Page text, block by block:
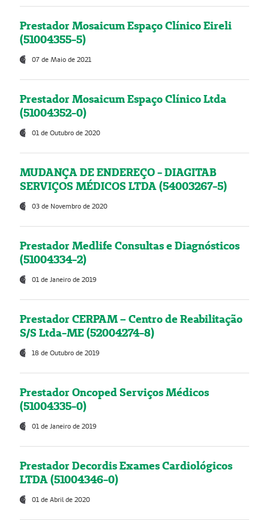
Prestador Mosaicum Espaço Clínico Eireli
(51004355-5)
07 de Maio de 2021
Prestador Mosaicum Espaço Clínico Ltda
(51004352-0)
01 de Outubro de 2020
MUDANÇA DE ENDEREÇO - DIAGITAB
SERVIÇOS MÉDICOS LTDA (54003267-5)
03 de Novembro de 2020
Prestador Medlife Consultas e Diagnósticos
(51004334-2)
01 de Janeiro de 2019
Prestador CERPAM – Centro de Reabilitação
S/S Ltda-ME (52004274-8)
18 de Outubro de 2019
Prestador Oncoped Serviços Médicos
(51004335-0)
01 de Janeiro de 2019
Prestador Decordis Exames Cardiológicos
LTDA (51004346-0)
01 de Abril de 2020